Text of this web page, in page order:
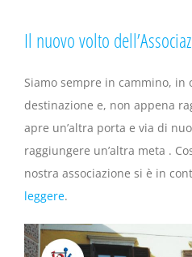
Il nuovo volto
Siamo sempre in cammino, in
destinazione e, non appena
apre un’altra porta e via di
raggiungere un’altra meta .
nostra associazione si è in
leggere.